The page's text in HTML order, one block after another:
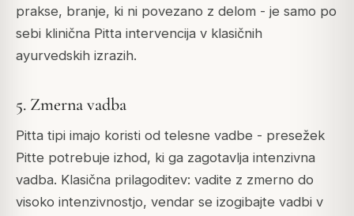
prakse, branje, ki ni povezano z delom - je samo po
sebi klinična Pitta intervencija v klasičnih
ayurvedskih izrazih.
5. Zmerna vadba
Pitta tipi imajo koristi od telesne vadbe - presežek
Pitte potrebuje izhod, ki ga zagotavlja intenzivna
vadba. Klasična prilagoditev: vadite z zmerno do
visoko intenzivnostjo, vendar se izogibajte vadbi v